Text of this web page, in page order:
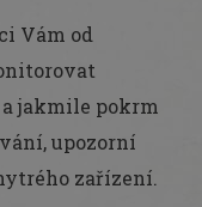
Vám od
a jakmile pokrm
upozorní
zařízení.